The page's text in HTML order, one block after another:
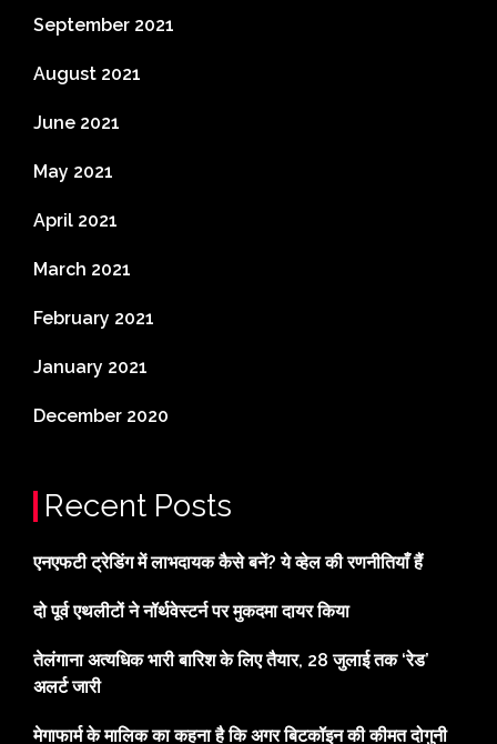
September 2021
August 2021
June 2021
May 2021
April 2021
March 2021
February 2021
January 2021
December 2020
Recent Posts
एनएफटी ट्रेडिंग में लाभदायक कैसे बनें? ये व्हेल की रणनीतियाँ हैं
दो पूर्व एथलीटों ने नॉर्थवेस्टर्न पर मुकदमा दायर किया
तेलंगाना अत्यधिक भारी बारिश के लिए तैयार, 28 जुलाई तक ‘रेड’
अलर्ट जारी
मेगाफार्म के मालिक का कहना है कि अगर बिटकॉइन की कीमत दोगुनी